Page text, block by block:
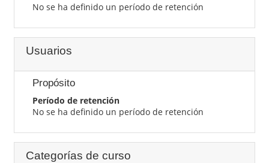
No se ha definido un período de retención
Usuarios
Propósito
Período de retención
No se ha definido un período de retención
Categorías de curso